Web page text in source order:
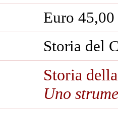
Euro 45,00
Storia del
Storia
Uno